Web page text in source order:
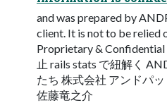
and was prepared by
client. It is not to be relied
Proprietary &
止 rails stats で紐解く
たち 株式会社 アンドパ
佐藤竜之介